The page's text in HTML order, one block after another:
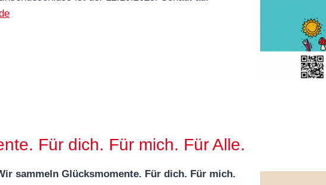
Für dich. Für mich. Für Alle.
sammeln Glücksmomente. Für dich. Für mich.